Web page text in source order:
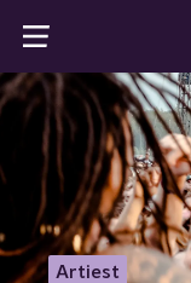
Artiest